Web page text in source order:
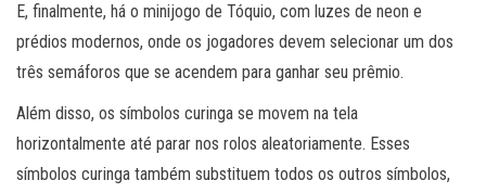
E, finalmente, há o minijogo de Tóquio, com luzes de neon e
prédios modernos, onde os jogadores devem selecionar um dos
três semáforos que se acendem para ganhar seu prêmio.
Além disso, os símbolos curinga se movem na tela
horizontalmente até parar nos rolos aleatoriamente. Esses
símbolos curinga também substituem todos os outros símbolos,